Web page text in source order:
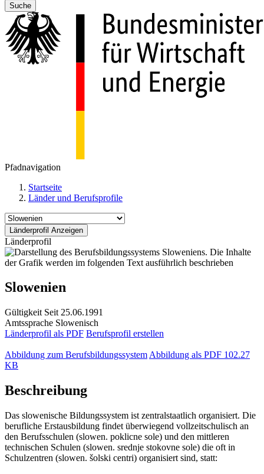
Suche
Pfadnavigation
Startseite
Länder und Berufsprofile
Länderprofil
Slowenien
Gültigkeit Seit 25.06.1991
Amtssprache Slowenisch
Länderprofil als PDF Berufsprofil erstellen
Abbildung zum Berufsbildungssystem Abbildung als PDF 102.27
KB
Beschreibung
Das slowenische Bildungssystem ist zentralstaatlich organisiert. Die
berufliche Erstausbildung findet überwiegend vollzeitschulisch an
den Berufsschulen (slowen. poklicne sole) und den mittleren
technischen Schulen (slowen. srednje stokovne sole) die oft in
Schulzentren (slowen. šolski centri) organisiert sind, statt: